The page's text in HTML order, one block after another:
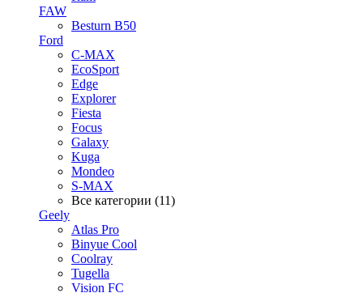
FAW
Besturn B50
Ford
C-MAX
EcoSport
Edge
Explorer
Fiesta
Focus
Galaxy
Kuga
Mondeo
S-MAX
Все категории (11)
Geely
Atlas Pro
Binyue Cool
Coolray
Tugella
Vision FC